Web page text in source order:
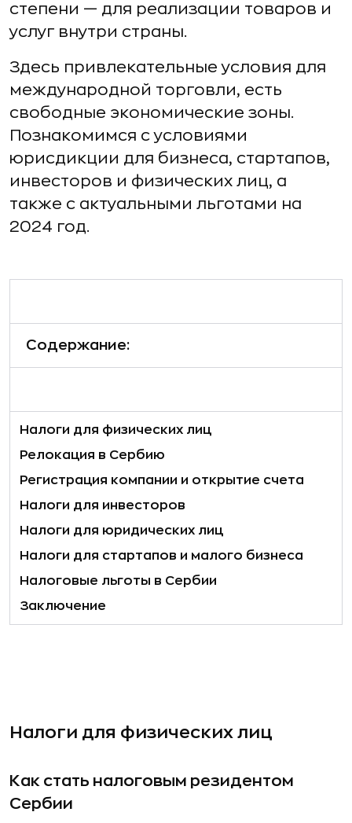
степени — для реализации товаров и
услуг внутри страны.
Здесь привлекательные условия для
международной торговли, есть
свободные экономические зоны.
Познакомимся с условиями
юрисдикции для бизнеса, стартапов,
инвесторов и физических лиц, а
также с актуальными льготами на
2024 год.
Содержание:
Налоги для физических лиц
Релокация в Сербию
Регистрация компании и открытие счета
Налоги для инвесторов
Налоги для юридических лиц
Налоги для стартапов и малого бизнеса
Налоговые льготы в Сербии
Заключение
Налоги для физических лиц
Как стать налоговым резидентом
Сербии